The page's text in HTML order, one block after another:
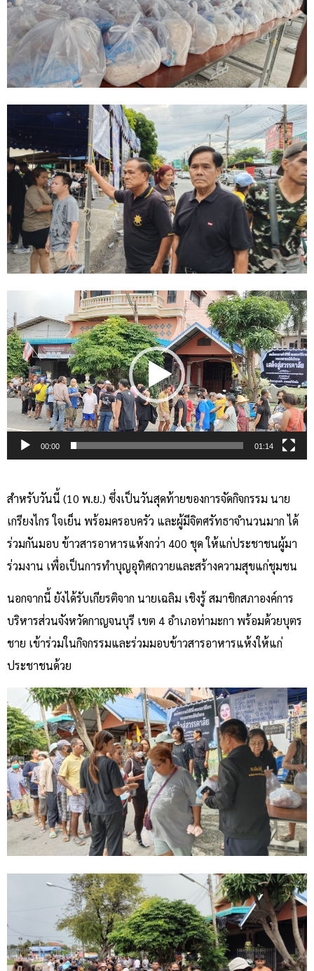
Player
00:00 01:14
สำหรับวันนี้ (10 พ.ย.) ซึ่งเป็นวันสุดท้ายของการจัดกิจกรรม นาย
เกรียงไกร ใจเย็น พร้อมครอบครัว และผู้มีจิตศรัทธาจำนวนมาก ได้
ร่วมกันมอบ ข้าวสารอาหารแห้งกว่า 400 ชุด ให้แก่ประชาชนผู้มา
ร่วมงาน เพื่อเป็นการทำบุญอุทิศถวายและสร้างความสุขแก่ชุมชน
นอกจากนี้ ยังได้รับเกียรติจาก นายเฉลิม เชิงรู้ สมาชิกสภาองค์การ
บริหารส่วนจังหวัดกาญจนบุรี เขต 4 อำเภอท่ามะกา พร้อมด้วยบุตร
ชาย เข้าร่วมในกิจกรรมและร่วมมอบข้าวสารอาหารแห้งให้แก่
ประชาชนด้วย